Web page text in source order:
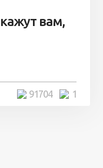
вам,
1
91704